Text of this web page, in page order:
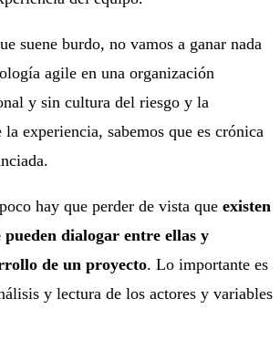
suene burdo, no vamos a ganar nada
agile en una organización
y sin cultura del riesgo y la
experiencia, sabemos que es crónica
hay que perder de vista que existen
pueden dialogar entre ellas y
de un proyecto. Lo importante es
y lectura de los actores y variables